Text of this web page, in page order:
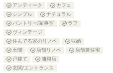
アンティーク
カフェ
シンプル
ナチュラル
パントリー/家事室
ラフ
ヴィンテージ
住んでる家のリノベ
収納
土間
店舗リノベ
店舗兼住宅
戸建て
浦和店
玄関/エントランス